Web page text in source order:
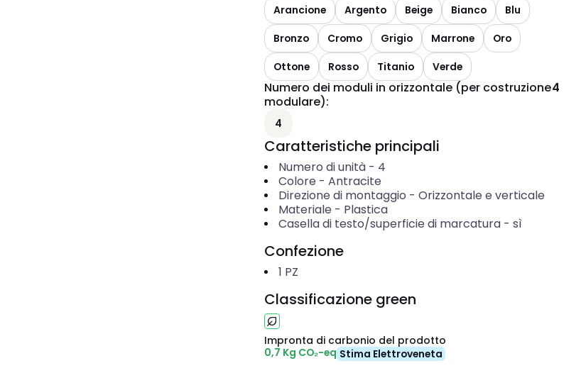
Arancione
Argento Beige Bianco
Blu
Bronzo
Cromo Grigio Marrone
Oro
Ottone
Rosso Titanio Verde
Numero dei moduli in orizzontale (per costruzione
modulare):
4
4
Caratteristiche principali
Numero di unità- 4
Colore - Antracite
Direzione di montaggio - Orizzontale e verticale
Materiale - Plastica
Casella di testo/superficie di marcatura- sì
Confezione
1 PZ
Classificazione green
Impronta di carbonio del prodotto
0,7 Kg CO₂-eq Stima Elettroveneta